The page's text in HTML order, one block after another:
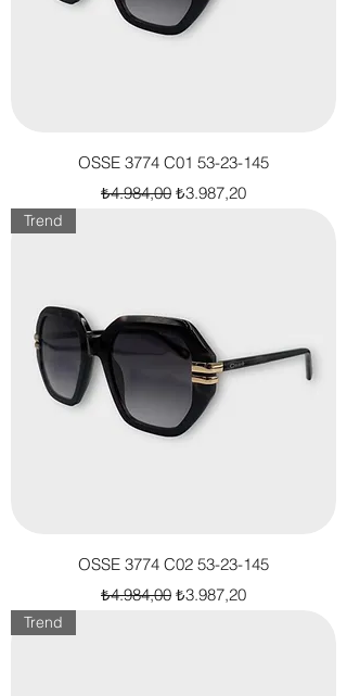
OSSE 3774 C01 53-23-145
Normal Fiyat
₺4.984,00 İndirimli Fiyat
₺3.987,20
Trend
OSSE 3774 C02 53-23-145
Normal Fiyat
₺4.984,00 İndirimli Fiyat
₺3.987,20
Trend